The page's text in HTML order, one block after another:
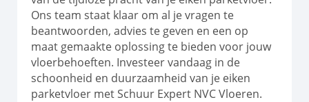
Ons team staat klaar om al je vragen te
beantwoorden, advies te geven en een op
maat gemaakte oplossing te bieden voor jouw
vloerbehoeften. Investeer vandaag in de
schoonheid en duurzaamheid van je eiken
parketvloer met Schuur Expert NVC Vloeren.